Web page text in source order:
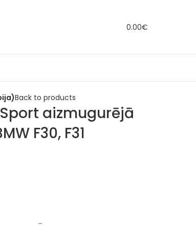
0.00€
Back to products
aizmugurējā
F30, F31
–